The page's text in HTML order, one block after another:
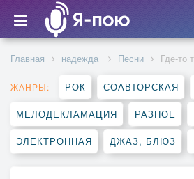
Главная надежда Песни Где-то
ЖАНРЫ: РОК СОАВТОРСКАЯ
МЕЛОДЕКЛАМАЦИЯ РАЗНОЕ
ЭЛЕКТРОННАЯ ДЖАЗ, БЛЮЗ